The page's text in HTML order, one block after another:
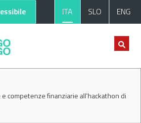
ITA SLO ENG
competenze finanziarie all'hackathon di